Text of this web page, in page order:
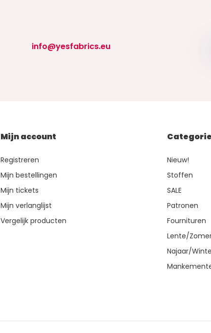
info@yesfabrics.eu
Mijn account
Registreren
Mijn bestellingen
Mijn tickets
Mijn verlanglijst
Vergelijk producten
Nieuw!
Stoffen
SALE
Patronen
Fournituren
Lente/
Najaar/